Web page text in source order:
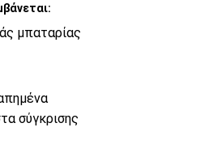
μπαταρίας
σύγκρισης